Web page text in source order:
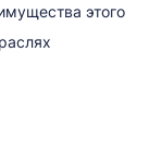
этого